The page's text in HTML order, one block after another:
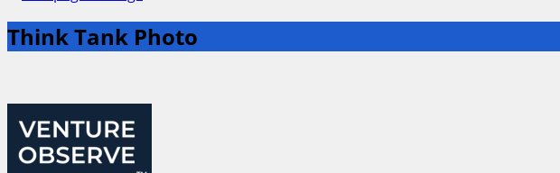
Think Tank Photo